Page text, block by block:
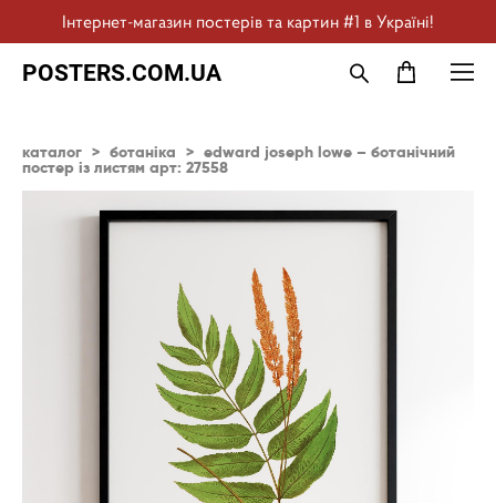
Інтернет-магазин постерів та картин #1 в Україні!
POSTERS.COM.UA
каталог > ботаніка > edward joseph lowe – ботанічний
постер із листям арт: 27558